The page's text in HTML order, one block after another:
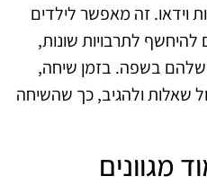
וידאו. זה מאפשר לילדים
לתרבויות שונות,
שלהם בשפה. בזמן שיחה,
שאלות ולהגיב, כך שהשיחה
מגוונים